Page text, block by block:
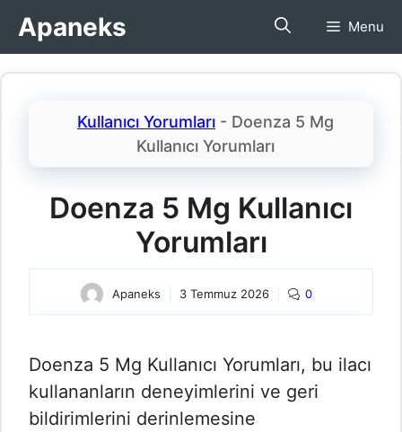
İçeriğe
atlaApaneks Menu
Kullanıcı Yorumları - Doenza 5 Mg
Kullanıcı Yorumları​
Doenza 5 Mg Kullanıcı
Yorumları​
Apaneks 3 Temmuz 2026 0
Doenza 5 Mg Kullanıcı Yorumları​, bu ilacı
kullananların deneyimlerini ve geri
bildirimlerini derinlemesine